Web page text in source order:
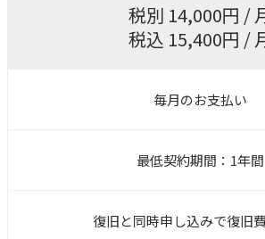
税別 14,000円 /
税込 15,400円 /
毎月のお支払い
最低契約期間：1年間
復旧と同時申し込みで復旧